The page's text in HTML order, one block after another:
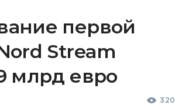
первой
Stream
млрд евро
320